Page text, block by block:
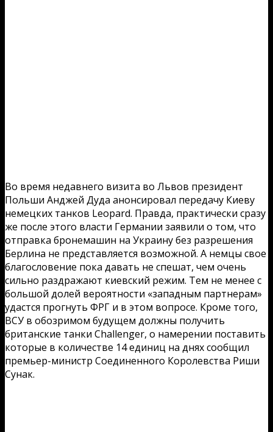
Во время недавнего визита во Львов президент
Польши Анджей Дуда анонсировал передачу Киеву
немецких танков Leopard. Правда, практически сразу
же после этого власти Германии заявили о том, что
отправка бронемашин на Украину без разрешения
Берлина не представляется возможной. А немцы свое
благословение пока давать не спешат, чем очень
сильно раздражают киевский режим. Тем не менее с
большой долей вероятности «западным партнерам»
удастся прогнуть ФРГ и в этом вопросе. Кроме того,
ВСУ в обозримом будущем должны получить
британские танки Challenger, о намерении поставить
которые в количестве 14 единиц на днях сообщил
премьер-министр Соединенного Королевства Риши
Сунак.